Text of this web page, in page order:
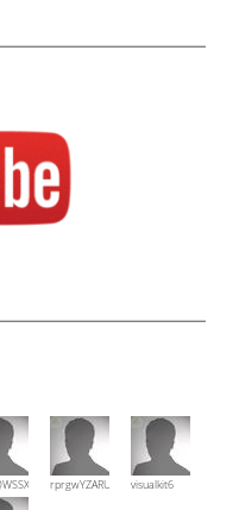
rprgwYZARUTZQyCWESpD
visualkit6